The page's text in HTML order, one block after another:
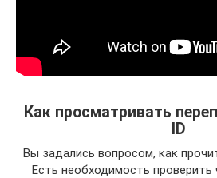
Как просматривать
ID
Вы задались вопросом, как
Есть необходимость